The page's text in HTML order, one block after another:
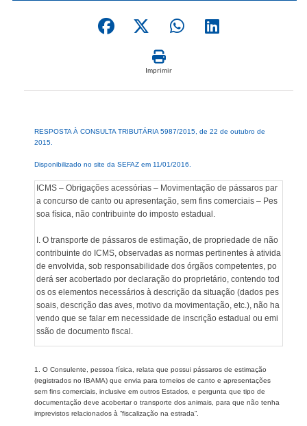
Imprimir
RESPOSTA À CONSULTA TRIBUTÁRIA 5987/2015, de 22 de outubro de
2015.
Disponibilizado no site da SEFAZ em 11/01/2016.
ICMS – Obrigações acessórias – Movimentação de pássaros par
a concurso de canto ou apresentação, sem fins comerciais – Pes
soa física, não contribuinte do imposto estadual.
I. O transporte de pássaros de estimação, de propriedade de não
contribuinte do ICMS, observadas as normas pertinentes à ativida
de envolvida, sob responsabilidade dos órgãos competentes, po
derá ser acobertado por declaração do proprietário, contendo tod
os os elementos necessários à descrição da situação (dados pes
soais, descrição das aves, motivo da movimentação, etc.), não ha
vendo que se falar em necessidade de inscrição estadual ou emi
ssão de documento fiscal.
1. O Consulente, pessoa física, relata que possui pássaros de estimação
(registrados no IBAMA) que envia para torneios de canto e apresentações
sem fins comerciais, inclusive em outros Estados, e pergunta que tipo de
documentação deve acobertar o transporte dos animais, para que não tenha
imprevistos relacionados à “fiscalização na estrada”.